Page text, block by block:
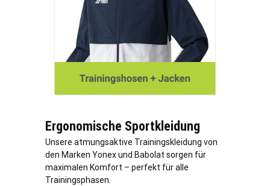
Ergonomische Sportkleidung
Unsere atmungsaktive Trainingskleidung von
den Marken Yonex und Babolat sorgen für
maximalen Komfort – perfekt für alle
Trainingsphasen.